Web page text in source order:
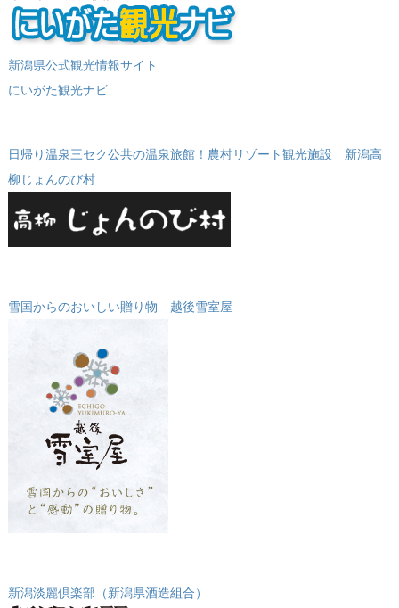
新潟県公式観光情報サイト
にいがた観光ナビ
日帰り温泉三セク公共の温泉旅館！農村リゾート観光施設 新潟高
柳じょんのび村
雪国からのおいしい贈り物 越後雪室屋
新潟淡麗倶楽部（新潟県酒造組合）